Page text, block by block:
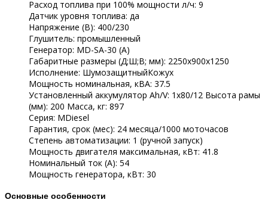
Расход топлива при 100% мощности л/ч: 9
Датчик уровня топлива: да
Напряжение (В): 400/230
Глушитель: промышленный
Генератор: MD-SA-30 (A)
Габаритные размеры (Д;Ш;В; мм): 2250х900х1250
Исполнение: ШумозащитныйКожух
Мощность номинальная, кВА: 37.5
Установленный аккумулятор Ah/V: 1х80/12 Высота рамы
(мм): 200 Масса, кг: 897
Серия: MDiesel
Гарантия, срок (мес): 24 месяца/1000 моточасов
Степень автоматизации: 1 (ручной запуск)
Мощность двигателя максимальная, кВт: 41.8
Номинальный ток (А): 54
Мощность генератора, кВт: 30
Основные особенности